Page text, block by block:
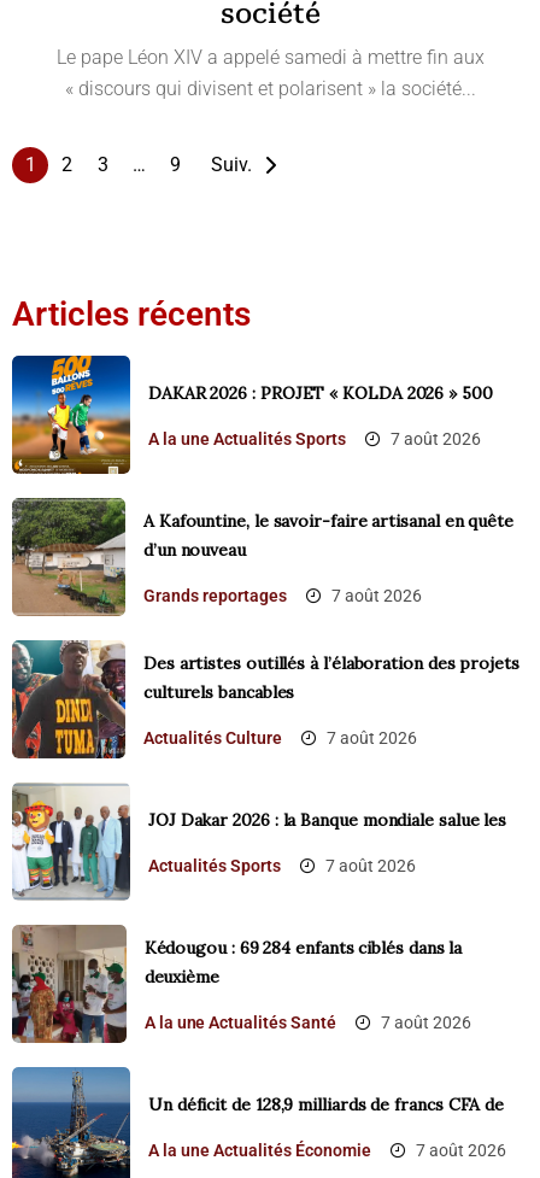
société
Le pape Léon XIV a appelé samedi à mettre fin aux
« discours qui divisent et polarisent » la société...
1 2 3 … 9 Suiv.
Articles récents
DAKAR 2026 : PROJET « KOLDA 2026 » 500
A la uneActualités Sports 7 août 2026
A Kafountine, le savoir-faire artisanal en quête
d’un nouveau
Grands reportages 7 août 2026
Des artistes outillés à l’élaboration des projets
culturels bancables
ActualitésCulture 7 août 2026
‎JOJ Dakar 2026 : la Banque mondiale salue les
ActualitésSports 7 août 2026
Kédougou : 69 284 enfants ciblés dans la
deuxième
A la une Actualités Santé 7 août 2026
Un déficit de 128,9 milliards de francs CFA de
A la uneActualités Économie 7 août 2026